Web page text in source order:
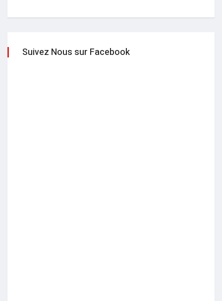
Suivez Nous sur Facebook